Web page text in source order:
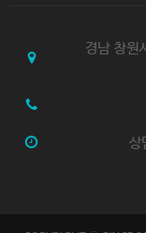
경남 창원
상